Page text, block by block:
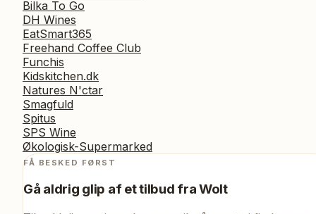
Bilka To Go
DH Wines
EatSmart365
Freehand Coffee Club
Funchis
Kidskitchen.dk
Natures N'ctar
Smagfuld
Spitus
SPS Wine
Økologisk-Supermarked
FÅ BESKED FØRST
Gå aldrig glip af et tilbud fraWolt